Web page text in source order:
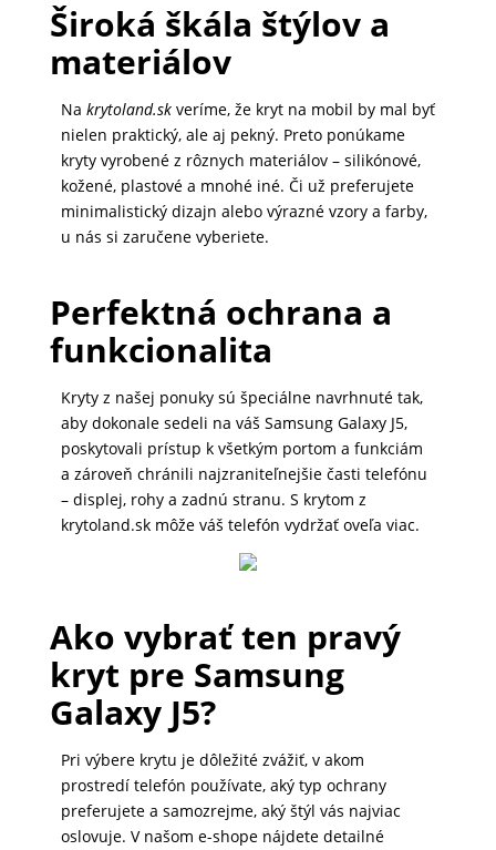
HODINKY
PRÍSLUŠENSTVO
SPOTREBIČE
KANCELÁRIA
OUTDOOR
Široká škála štýlov a
materiálov
Na krytoland.skveríme, že kryt na mobil by mal byť
nielen praktický, ale aj pekný. Preto ponúkame
kryty vyrobené z rôznych materiálov – silikónové,
kožené, plastové a mnohé iné. Či už preferujete
minimalistický dizajn alebo výrazné vzory a farby,
u nás si zaručene vyberiete.
Perfektná ochrana a
funkcionalita
Kryty z našej ponuky sú špeciálne navrhnuté tak,
aby dokonale sedeli na váš Samsung Galaxy J5,
poskytovali prístup k všetkým portom a funkciám
a zároveň chránili najzraniteľnejšie časti telefónu
– displej, rohy a zadnú stranu. S krytom z
krytoland.sk môže váš telefón vydržať oveľa viac.
Ako vybrať ten pravý
kryt pre Samsung
Galaxy J5?
Pri výbere krytu je dôležité zvážiť, v akom
prostredí telefón používate, aký typ ochrany
preferujete a samozrejme, aký štýl vás najviac
oslovuje. V našom e-shope nájdete detailné